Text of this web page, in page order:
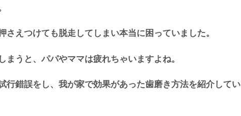
えつけても脱走してしまい本当に困っていました。
うと、パパやママは疲れちゃいますよね。
行錯誤をし、我が家で効果があった歯磨き方法を紹介してい